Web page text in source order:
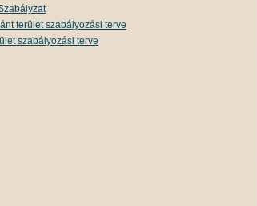
terület szabályozási terve
szabályozási terve